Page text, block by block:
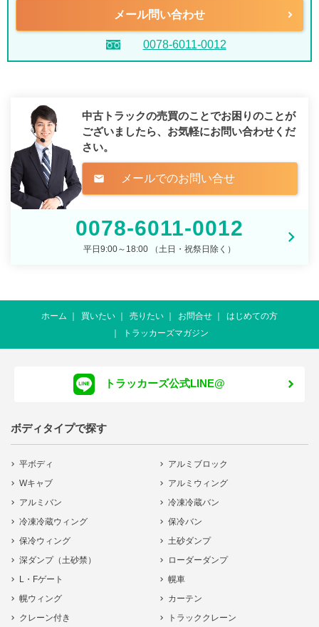
メール問い合わせ
0078-6011-0012
中古トラックの売買のことでお困りのことが
ございましたら、 お気軽にお問い合わせくだ
さい。
mail メールでのお問い合せ
0078-6011-0012
平日9:00～18:00 （土日・祝祭日除く）
ホーム 買いたい 売りたい お問合せ
はじめての方
トラッカーズマガジン
トラッカーズ公式LINE@
ボディタイプで探す
平ボディ
アルミブロック
Wキャブ
アルミウィング
アルミバン
冷凍冷蔵バン
冷凍冷蔵ウィング
保冷バン
保冷ウィング
土砂ダンプ
深ダンプ（土砂禁）
ローダーダンプ
L・Fゲート
幌車
幌ウィング
カーテン
クレーン付き
トラッククレーン